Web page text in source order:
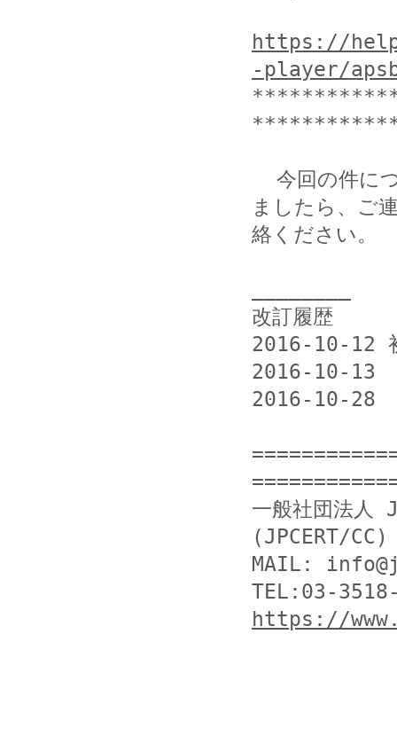
https://
-player/
ましたら、ご
絡ください。
改訂履歴
2016-10-12
2016-10-13
2016-10-28
一般社団法人
(JPCERT/CC)
MAIL:
https://